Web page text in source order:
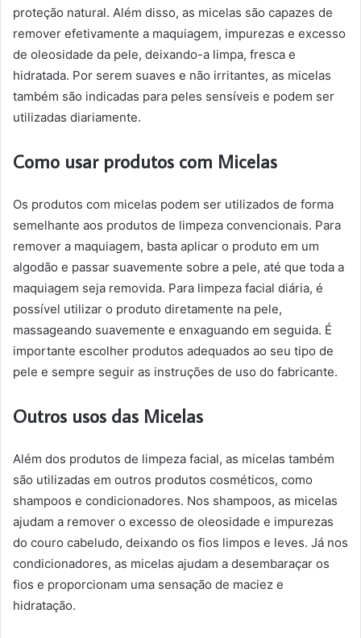
proteção natural. Além disso, as micelas são capazes de
remover efetivamente a maquiagem, impurezas e excesso
de oleosidade da pele, deixando-a limpa, fresca e
hidratada. Por serem suaves e não irritantes, as micelas
também são indicadas para peles sensíveis e podem ser
utilizadas diariamente.
Como usar produtos com Micelas
Os produtos com micelas podem ser utilizados de forma
semelhante aos produtos de limpeza convencionais. Para
remover a maquiagem, basta aplicar o produto em um
algodão e passar suavemente sobre a pele, até que toda a
maquiagem seja removida. Para limpeza facial diária, é
possível utilizar o produto diretamente na pele,
massageando suavemente e enxaguando em seguida. É
importante escolher produtos adequados ao seu tipo de
pele e sempre seguir as instruções de uso do fabricante.
Outros usos das Micelas
Além dos produtos de limpeza facial, as micelas também
são utilizadas em outros produtos cosméticos, como
shampoos e condicionadores. Nos shampoos, as micelas
ajudam a remover o excesso de oleosidade e impurezas
do couro cabeludo, deixando os fios limpos e leves. Já nos
condicionadores, as micelas ajudam a desembaraçar os
fios e proporcionam uma sensação de maciez e
hidratação.